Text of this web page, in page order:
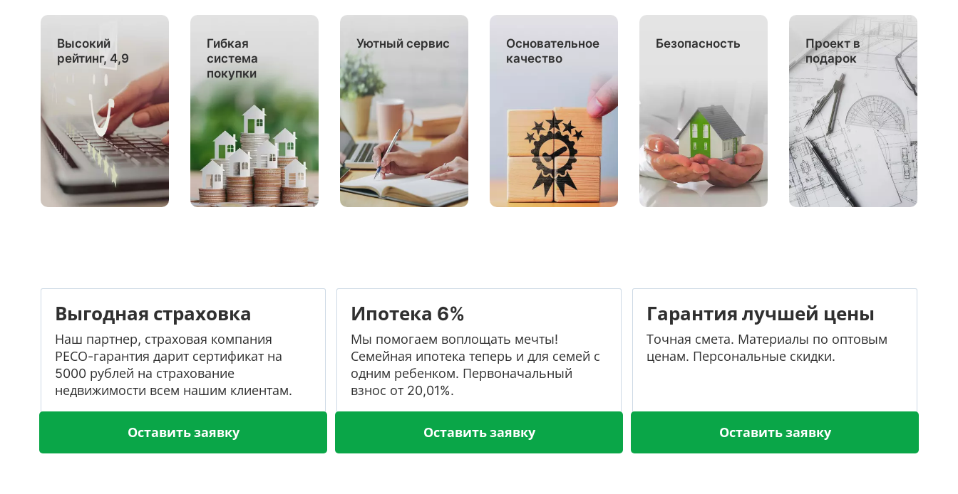
Высокий
рейтинг, 4,9
Гибкая
система
покупки
Уютный сервис
Основательное
качество
Безопасность
Проект в
подарок
Выгодная страховка
Наш партнер, страховая компания
РЕСО-гарантия дарит сертификат на
5000 рублей на страхование
недвижимости всем нашим клиентам.
Оставить заявку
Ипотека 6%
Мы помогаем воплощать мечты!
Семейная ипотека теперь и для семей с
одним ребенком. Первоначальный
взнос от 20,01%.
Оставить заявку
Гарантия лучшей цены
Точная смета. Материалы по оптовым
ценам. Персональные скидки.
Оставить заявку